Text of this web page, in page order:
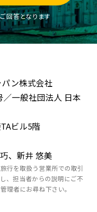
回答となります
ン株式会社
一般社団法人 日本
ビル5階
、新井 悠美
行を取扱う営業所での取引
、担当者からの説明にご不
理者にお尋ね下さい。